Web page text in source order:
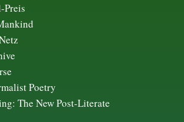
Preis
Poetry
The New Post-Literate